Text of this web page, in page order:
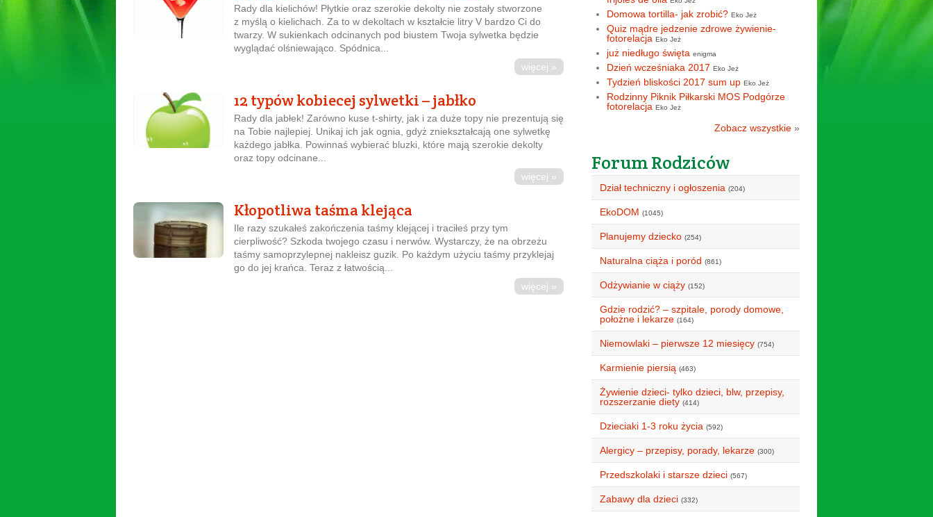
Rady dla kielichów! Płytkie oraz szerokie dekolty nie zostały stworzone
z myślą o kielichach. Za to w dekoltach w kształcie litry V bardzo Ci do
twarzy. W sukienkach odcinanych pod biustem Twoja sylwetka będzie
wyglądać olśniewająco. Spódnica...
więcej »
12 typów kobiecej sylwetki – jabłko
Rady dla jabłek! Zarówno kuse t-shirty, jak i za duże topy nie prezentują się
na Tobie najlepiej. Unikaj ich jak ognia, gdyż zniekształcają one sylwetkę
każdego jabłka. Powinnaś wybierać bluzki, które mają szerokie dekolty
oraz topy odcinane...
więcej »
Kłopotliwa taśma klejąca
Ile razy szukałeś zakończenia taśmy klejącej i traciłeś przy tym
cierpliwość? Szkoda twojego czasu i nerwów. Wystarczy, że na obrzeżu
taśmy samoprzylepnej nakleisz guzik. Po każdym użyciu taśmy przyklejaj
go do jej krańca. Teraz z łatwością...
więcej »
Domowa tortilla- jak zrobić? Eko Jeż
Quiz mądre jedzenie zdrowe żywienie-
fotorelacja Eko Jeż
już niedługo święta enigma
Dzień wcześniaka 2017 Eko Jeż
Tydzień bliskości 2017 sum up Eko Jeż
Rodzinny Piknik Piłkarski MOS Podgórze
fotorelacja Eko Jeż
Zobacz wszystkie »
Forum Rodziców
Dział techniczny i ogłoszenia (204)
EkoDOM (1045)
Planujemy dziecko (254)
Naturalna ciąża i poród (861)
Odżywianie w ciąży (152)
Gdzie rodzić? – szpitale, porody domowe,
położne i lekarze (164)
Niemowlaki – pierwsze 12 miesięcy (754)
Karmienie piersią (463)
Żywienie dzieci- tylko dzieci, blw, przepisy,
rozszerzanie diety (414)
Dzieciaki 1-3 roku życia (592)
Alergicy – przepisy, porady, lekarze (300)
Przedszkolaki i starsze dzieci (567)
Zabawy dla dzieci (332)